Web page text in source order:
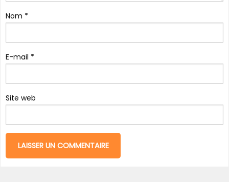
Nom *
E-mail *
Site web